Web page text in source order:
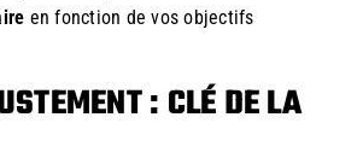
en fonction de vos objectifs
: CLÉ DE LA